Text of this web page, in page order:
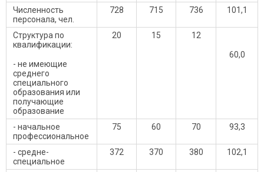
Численность
персонала, чел.
728 715 736 101,1
Структура по
квалификации:
- не имеющие
среднего
специального
образования или
получающие
образование
20 15 12
60,0
- начальное
профессиональное
75 60 70 93,3
- средне-
специальное
372 370 380 102,1